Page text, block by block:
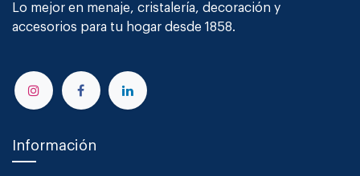
Lo mejor en menaje, cristalería, decoración y
accesorios para tu hogar desde 1858.
Información